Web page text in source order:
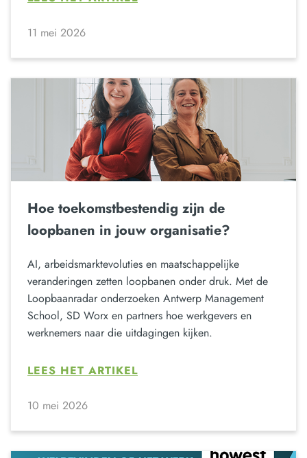
11 mei 2026
Hoe toekomstbestendig zijn de
loopbanen in jouw organisatie?
AI, arbeidsmarktevoluties en maatschappelijke
veranderingen zetten loopbanen onder druk. Met de
Loopbaanradar onderzoeken Antwerp Management
School, SD Worx en partners hoe werkgevers en
werknemers naar die uitdagingen kijken.
LEES HET ARTIKEL
10 mei 2026